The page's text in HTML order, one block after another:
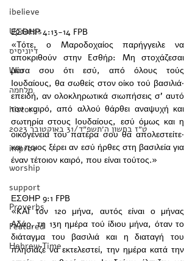
ibelieve
Updates
דיוניסיס
War
מלחמה
history
‏ט״ז בחשון ה׳תשפ״ד/31 באוקטובר 2023
improv
worship
support
Proverbs
Featured
Hebrew Time
ΕΣΘΗΡ 4:13-14 FPB
«Tότε, ο Mαροδοχαίος παρήγγειλε να
αποκριθούν στην Eσθήρ: Mη στοχάζεσαι
μέσα σου ότι εσύ, από όλους τούς
Iουδαίους, θα σωθείς στον οίκο τού βασιλιά·
επειδή, αν ολοκληρωτικά σιωπήσεις σ’ αυτό
τον καιρό, από αλλού θάρθει αναψυχή και
σωτηρία στους Iουδαίους, εσύ όμως και η
οικογένεια του πατέρα σου θα απολεστείτε·
και ποιος ξέρει αν εσύ ήρθες στη βασιλεία για
έναν τέτοιον καιρό, που είναι τούτος.»
ΕΣΘΗΡ 9:1 FPB
«KAI τον 12ο μήνα, αυτός είναι ο μήνας
Aδάρ, τη 13η ημέρα τού ίδιου μήνα, όταν το
διάταγμα του βασιλιά και η διαταγή του
πλησίαζε να εκτελεστεί, την ημέρα κατά την